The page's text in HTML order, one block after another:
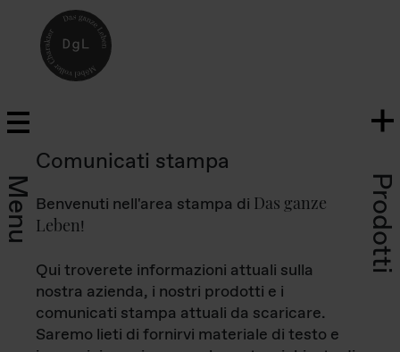
Menu Prodotti
Comunicati stampa
Benvenuti nell'area stampa di Das ganze
Leben!
Qui troverete informazioni attuali sulla
nostra azienda, i nostri prodotti e i
comunicati stampa attuali da scaricare.
Saremo lieti di fornirvi materiale di testo e